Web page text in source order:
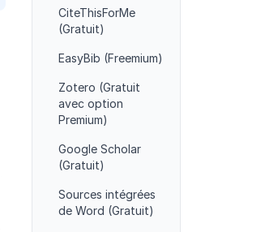
CiteThisForMe
(Gratuit)
EasyBib (Freemium)
Zotero (Gratuit
avec option
Premium)
Google Scholar
(Gratuit)
Sources intégrées
de Word (Gratuit)